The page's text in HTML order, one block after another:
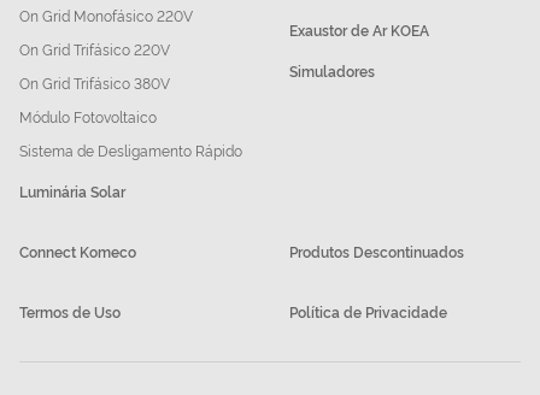
On Grid Monofásico 220V
On Grid Trifásico 220V
On Grid Trifásico 380V
Módulo Fotovoltaico
Sistema de Desligamento Rápido
Luminária Solar
Exaustor de Ar KOEA
Simuladores
Connect Komeco Produtos Descontinuados
Termos de Uso Política de Privacidade